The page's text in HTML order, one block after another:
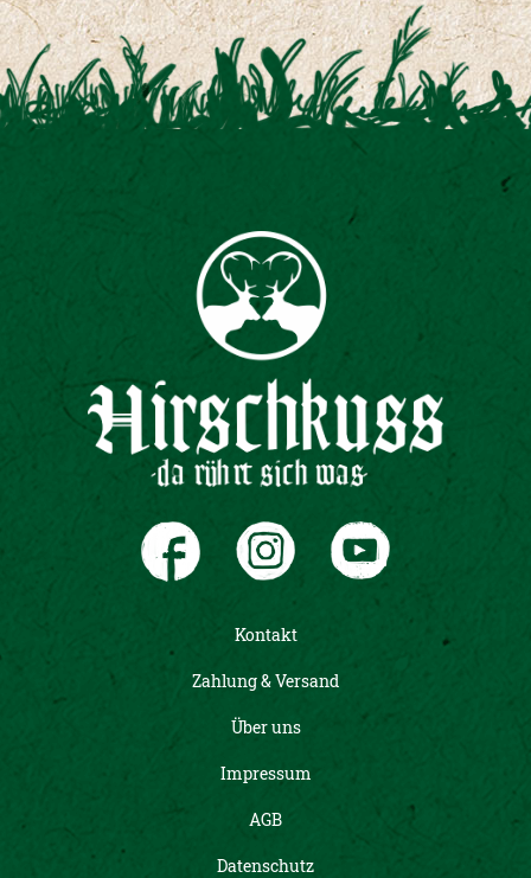
Kontakt
Zahlung & Versand
Über uns
Impressum
AGB
Datenschutz